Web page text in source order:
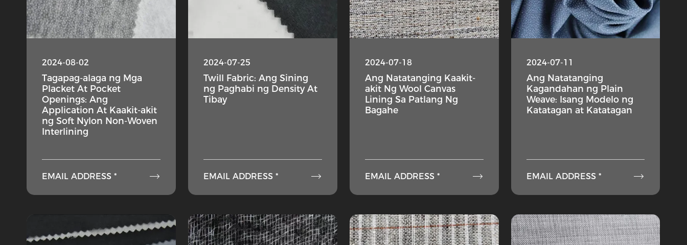
2024-08-02
Tagapag-alaga ng Mga
Placket At Pocket
Openings: Ang
Application At Kaakit-akit
ng Soft Nylon Non-Woven
Interlining
EMAIL ADDRESS * 
2024-07-25
Twill Fabric: Ang Sining
ng Paghabi ng Density At
Tibay
EMAIL ADDRESS * 
2024-07-18
Ang Natatanging Kaakit-
akit Ng Wool Canvas
Lining Sa Patlang Ng
Bagahe
EMAIL ADDRESS * 
2024-07-11
Ang Natatanging
Kagandahan ng Plain
Weave: Isang Modelo ng
Katatagan at Katatagan
EMAIL ADDRESS * 